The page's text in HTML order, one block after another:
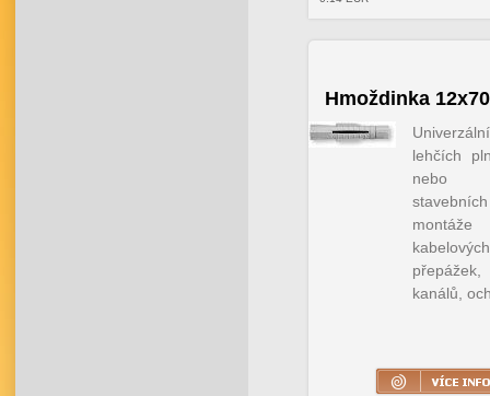
Hmoždinka
lehčích
nebo
kanálů,